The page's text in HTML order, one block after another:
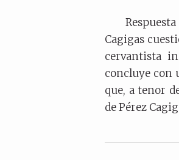
Cagigas
cervantista
concluye con
que, a tenor
de Pérez